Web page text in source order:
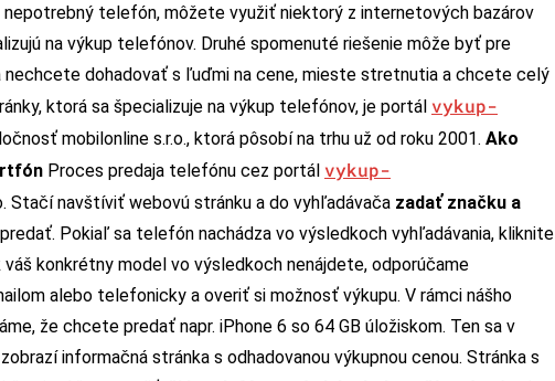
telefón, môžete využiť niektorý z internetových bazárov
na výkup telefónov. Druhé spomenuté riešenie môže byť pre
nechcete dohadovať s ľuďmi na cene, mieste stretnutia a chcete celý
ktorá sa špecializuje na výkup telefónov, je portál vykup-
mobilonline s.r.o., ktorá pôsobí na trhu už od roku 2001. Ako
Proces predaja telefónu cez portál vykup-
Stačí navštíviť webovú stránku a do vyhľadávača zadať značku a
Pokiaľ sa telefón nachádza vo výsledkoch vyhľadávania, kliknite
váš konkrétny model vo výsledkoch nenájdete, odporúčame
alebo telefonicky a overiť si možnosť výkupu. V rámci nášho
že chcete predať napr. iPhone 6 so 64 GB úložiskom. Ten sa v
informačná stránka s odhadovanou výkupnou cenou. Stránka s